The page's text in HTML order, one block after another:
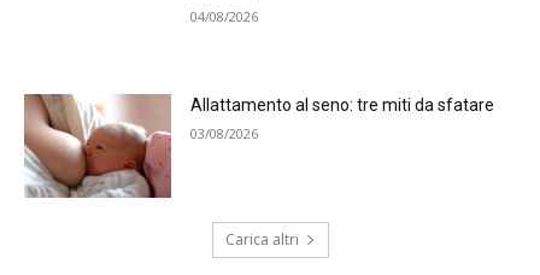
04/08/2026
Allattamento al seno: tre miti da sfatare
03/08/2026
Carica altri